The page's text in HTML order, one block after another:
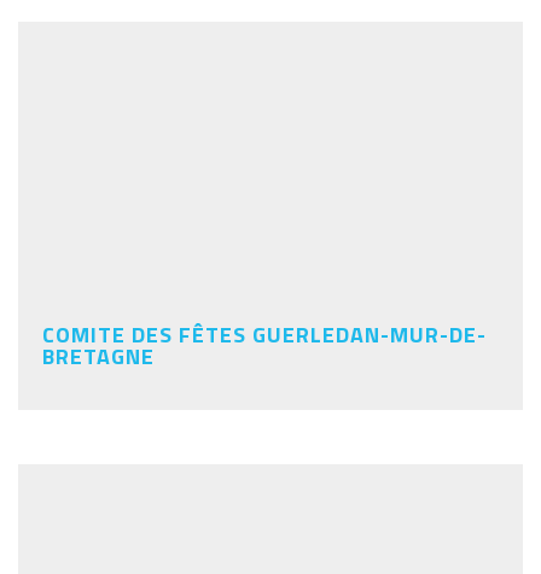
COMITE DES FÊTES GUERLEDAN-MUR-DE-
BRETAGNE